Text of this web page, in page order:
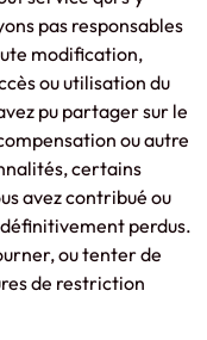
pas responsables
modification,
ou utilisation du
pu partager sur le
ou autre
certains
avez contribué ou
perdus.
ou tenter de
de restriction